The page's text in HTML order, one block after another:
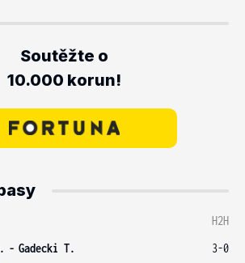
Soutěžte o
10.000 korun!
H2H
- Gadecki T.
3-0